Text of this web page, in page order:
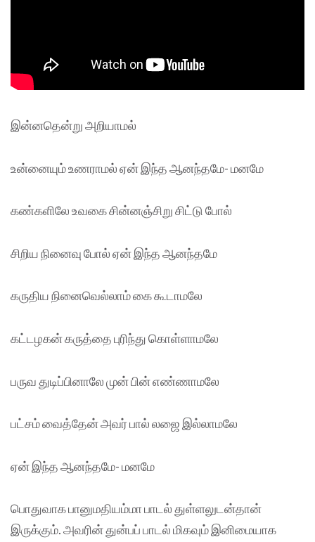
இன்னதென்று அறியாமல்
உன்னையும் உணராமல் ஏன் இந்த ஆனந்தமே- மனமே
கண்களிலே உவகை சின்னஞ்சிறு சிட்டு போல்
சிறிய நினைவு போல் ஏன் இந்த ஆனந்தமே
கருதிய நினைவெல்லாம் கை கூடாமலே
கட்டழகன் கருத்தை புரிந்து கொள்ளாமலே
பருவ துடிப்பினாலே முன் பின் எண்ணாமலே
பட்சம் வைத்தேன் அவர் பால் லஜை இல்லாமலே
ஏன் இந்த ஆனந்தமே- மனமே
பொதுவாக பானுமதியம்மா பாடல் துள்ளலுடன்தான்
இருக்கும். அவரின் துன்பப் பாடல் மிகவும் இனிமையாக